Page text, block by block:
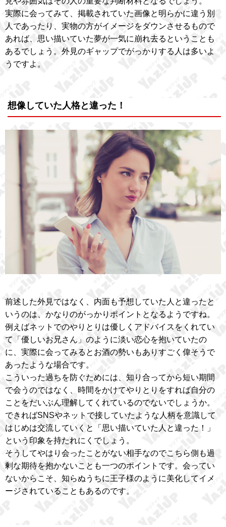
実際に会ってみて、掲載されていた画像と明らかに違う別
人であったり、実物の方がイメージをダウンさせるもので
あれば、思い描いていた夢が一気に崩れ去るということも
あるでしょう。外見のギャップでがっかりする人は多いよ
うですよ。
想像していた人格と違った！
前述した外見ではなく、内面も予想していた人と違ったと
いうのは、かなりのがっかりポイントとなるようですね。
例えばネットでのやりとりは優しくアドバイスをくれてい
て「優しいお兄さん」のように淡い恋心を抱いていたの
に、実際に会ってみるとお酒の勢いもありすごく偉そうで
あったような場合です。
こういった過ちを防ぐためには、知り合ってから短い期間
で会うのではなく、時間をかけてやりとりをすれば自分の
ことをだいぶん理解してくれているのでないでしょうか。
できればSNSやネットで接していたような人柄を意識して
はじめは交流していくと「思い描いていた人と違った！」
という印象を持たれにくでしょう。
そうしてやはり会ったことがない相手なのでこちら側も過
剰な期待を抱かないことも一つのポイントです。会ってい
ないからこそ、知らぬうちに王子様のように美化してイメ
ージされていることもあるのです。